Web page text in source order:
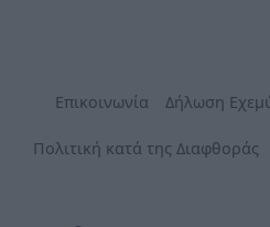
Επικοινωνία Δήλωση
Πολιτική κατά της Διαφθοράς